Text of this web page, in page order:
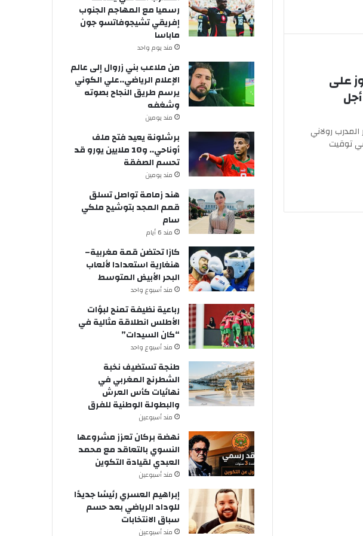
على
رولاني
توقيت
رسميا مع المهاجم الجنوب
إفريقي تشيجوفاتسو جون
ماباسا
مند يوم واحد
من ملاعب بني زروال إلى عالم
الإعلام الرياضي..علي الكوني
يرسم طريق النجاح بصوته
وشغفه
مند يومين
برشلونة يعيد فتح ملف
أوناحي.. و10 ملايين يورو قد
تحسم الصفقة
مند يومين
هند زمامة تواصل تسلق
قمم المجد بتوشيح ملكي
سام
مند 6 أيام
كازا تحتضن قمة مغربية–
هنغارية استعدادا لألعاب
البحر الأبيض المتوسط
مند أسبوع واحد
رباعية نظيفة تمنح لبؤات
الأطلس انطلاقة مثالية في
“كان السيدات”
مند أسبوع واحد
طنجة تستضيف نخبة
الشطرنج المغربي في
نهائيات كأس العرش
والبطولة الوطنية للفرق
مند أسبوعين
نهضة بركان تعزز مشروعها
النسوي بالتعاقد مع محمد
العبدي لقيادة التكوين
مند أسبوعين
إبراهيم العسري رئيسًا جديدًا
للوداد الرياضي بعد حسم
سباق الانتخابات
مند أسبوعين